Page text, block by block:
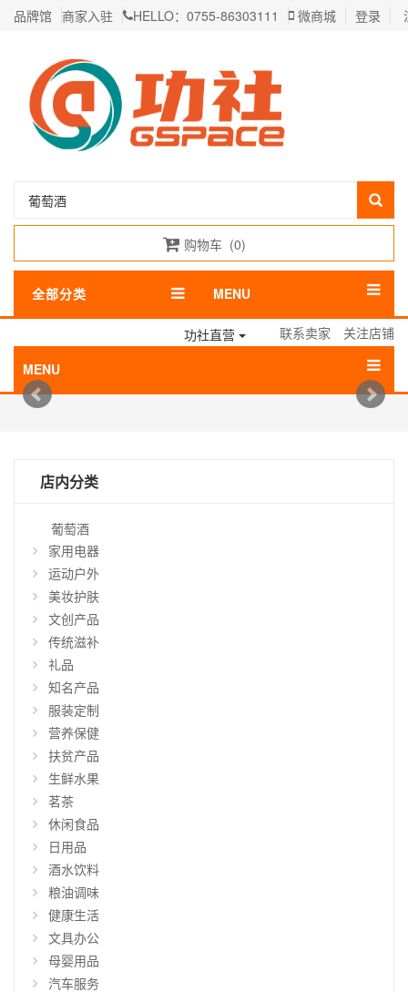
品牌馆 商家入驻 HELLO：0755-86303111 微商城 登录
购物车 (0)
全部分类 MENU
功社直营 联系卖家
关注店铺
MENU
店内分类
葡萄酒
家用电器
运动户外
美妆护肤
文创产品
传统滋补
礼品
知名产品
服装定制
营养保健
扶贫产品
生鲜水果
茗茶
休闲食品
日用品
酒水饮料
粮油调味
健康生活
文具办公
母婴用品
汽车服务